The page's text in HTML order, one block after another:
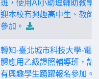
班，使用AI小助理輔助教學
迎本校有興趣高中生、教師
參加。
轉知-臺北城市科技大學-電
體應用乙級證照輔導班，請
有興趣學生踴躍報名參加。